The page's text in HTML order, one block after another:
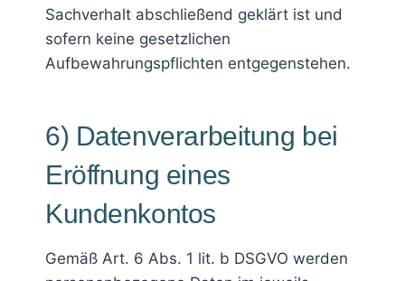
Sachverhalt abschließend geklärt ist und
sofern keine gesetzlichen
Aufbewahrungspflichten entgegenstehen.
6) Datenverarbeitung bei
Eröffnung eines
Kundenkontos
Gemäß Art. 6 Abs. 1 lit. b DSGVO werden